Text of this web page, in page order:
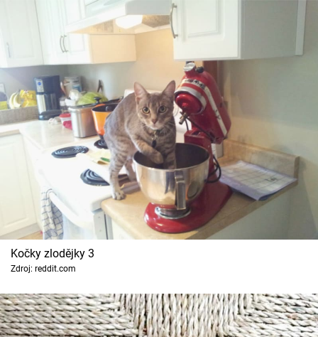
Kočky zlodějky 3
Zdroj: reddit.com